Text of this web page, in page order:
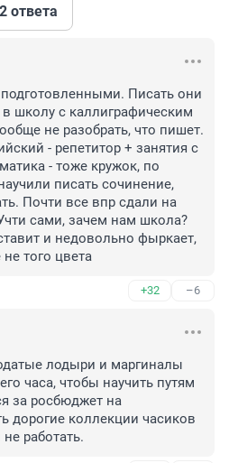
ответа
Писать они
школу с каллиграфическим
не разобрать, что пишет.
- репетитор + занятия с
- тоже кружок, по
писать сочинение,
Почти все впр сдали на
сами, зачем нам школа?
и недовольно фыркает,
того цвета
+32 –6
лодыри и маргиналы
часа, чтобы научить путям
за росбюджет на
дорогие коллекции часиков
работать.